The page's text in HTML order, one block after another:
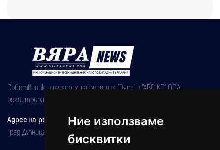
Ние използваме
бисквитки
Собственик и издател на вестник "Вяра" е "АВС КО" ООД,
регистрирана на 08.05.2002 година.
Адрес на редакцията
Град Дупница, ул.''Христо Ботев" 43